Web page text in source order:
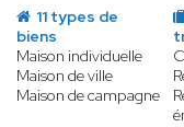
11 types de
biens
Maison individuelle
Maison de ville
Maison de campagne